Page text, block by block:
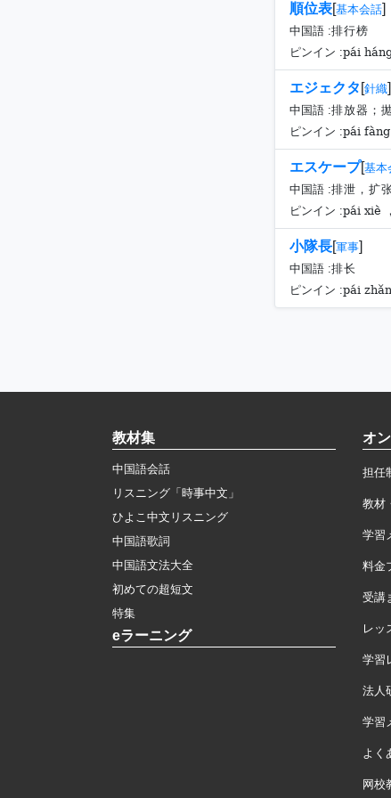
順位表[基本会話]
中国語 :排行榜
ピンイン :pái
エジェクタ [針織]
中国語 :排放器；
ピンイン :pái
エスケープ[基本
中国語 :排泄，扩
ピンイン :pái xiè
小隊長[軍事]
中国語 :排长
ピンイン :pái
教材集
中国語会話
リスニング「時事中文」
ひよこ中文リスニング
中国語歌詞
中国語文法大全
初めての超短文
特集
eラーニング
オ
担任
教材
学習
料金
受講
レッ
学習
法人
学習
よく
网校